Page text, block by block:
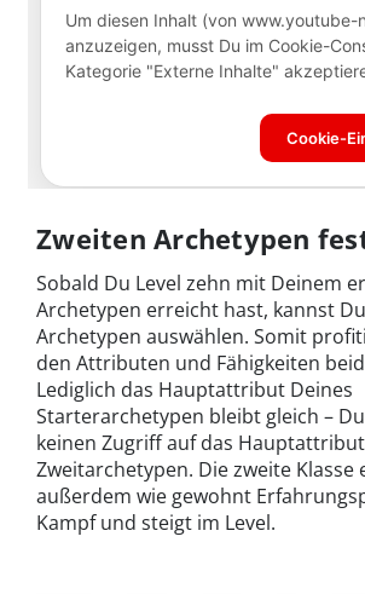
Zweiten Archetypen
Sobald Du Level zehn mit Deinem
Archetypen erreicht hast, kannst
Archetypen auswählen. Somit
den Attributen und Fähigkeiten
Lediglich das Hauptattribut Deines
Starterarchetypen bleibt gleich –
keinen Zugriff auf das
Zweitarchetypen. Die zweite Klasse
außerdem wie gewohnt
Kampf und steigt im Level.